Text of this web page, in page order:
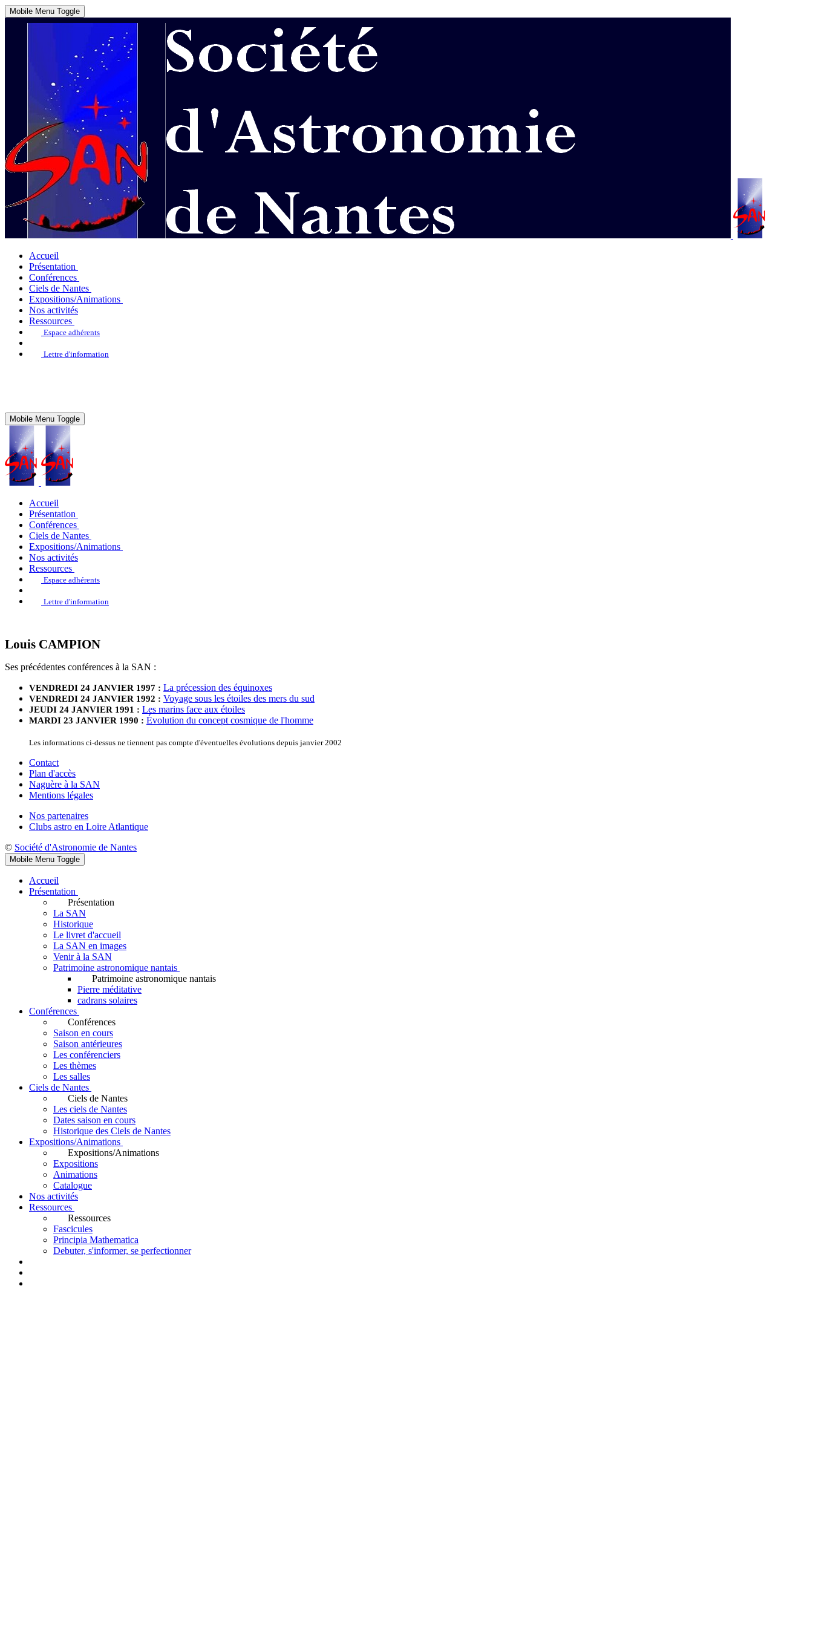
Mobile Menu Toggle
Accueil
Présentation
Conférences
Ciels de Nantes
Expositions/Animations
Nos activités
Ressources
Espace adhérents
Lettre d'information
Mobile Menu Toggle
Accueil
Présentation
Conférences
Ciels de Nantes
Expositions/Animations
Nos activités
Ressources
Espace adhérents
Lettre d'information
Louis CAMPION
Ses précédentes conférences à la SAN :
VENDREDI 24 JANVIER 1997 : La précession des équinoxes
VENDREDI 24 JANVIER 1992 : Voyage sous les étoiles des mers du sud
JEUDI 24 JANVIER 1991 : Les marins face aux étoiles
MARDI 23 JANVIER 1990 : Évolution du concept cosmique de l'homme
Les informations ci-dessus ne tiennent pas compte d'éventuelles évolutions depuis janvier 2002
Contact
Plan d'accès
Naguère à la SAN
Mentions légales
Nos partenaires
Clubs astro en Loire Atlantique
© Société d'Astronomie de Nantes
Mobile Menu Toggle
Accueil
Présentation
Présentation
La SAN
Historique
Le livret d'accueil
La SAN en images
Venir à la SAN
Patrimoine astronomique nantais
Patrimoine astronomique nantais
Pierre méditative
cadrans solaires
Conférences
Conférences
Saison en cours
Saison antérieures
Les conférenciers
Les thèmes
Les salles
Ciels de Nantes
Ciels de Nantes
Les ciels de Nantes
Dates saison en cours
Historique des Ciels de Nantes
Expositions/Animations
Expositions/Animations
Expositions
Animations
Catalogue
Nos activités
Ressources
Ressources
Fascicules
Principia Mathematica
Debuter, s'informer, se perfectionner